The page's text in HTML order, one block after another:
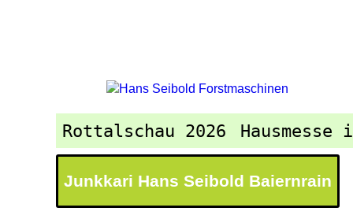
Rottalschau 2026
Junkkari Hans Seibold Baiernrain